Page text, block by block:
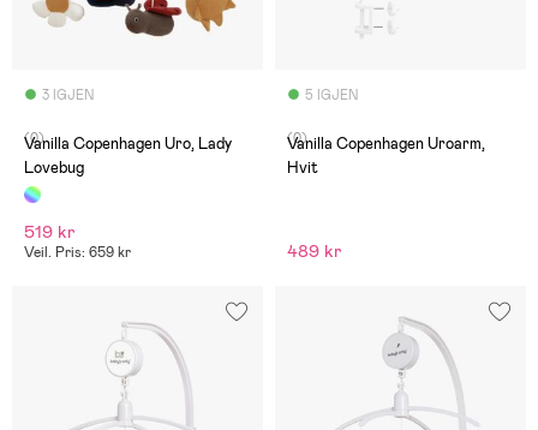
3 IGJEN
(0)
Vanilla Copenhagen Uro, Lady
Lovebug
519 kr
Veil. Pris: 659 kr
5 IGJEN
(0)
Vanilla Copenhagen Uroarm,
Hvit
489 kr